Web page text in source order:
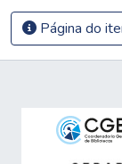
Página do